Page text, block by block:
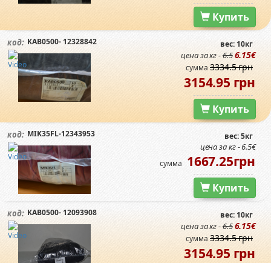
Купить
код: KAB0500- 12328842 вес: 10кг
цена за кг -6.56.15€
сумма 3334.5 грн
3154.95 грн
Купить
код: MIK35FL-12343953 вес: 5кг
цена за кг - 6.5€
сумма 1667.25грн
Купить
код: KAB0500- 12093908 вес: 10кг
цена за кг -6.56.15€
сумма 3334.5 грн
3154.95 грн